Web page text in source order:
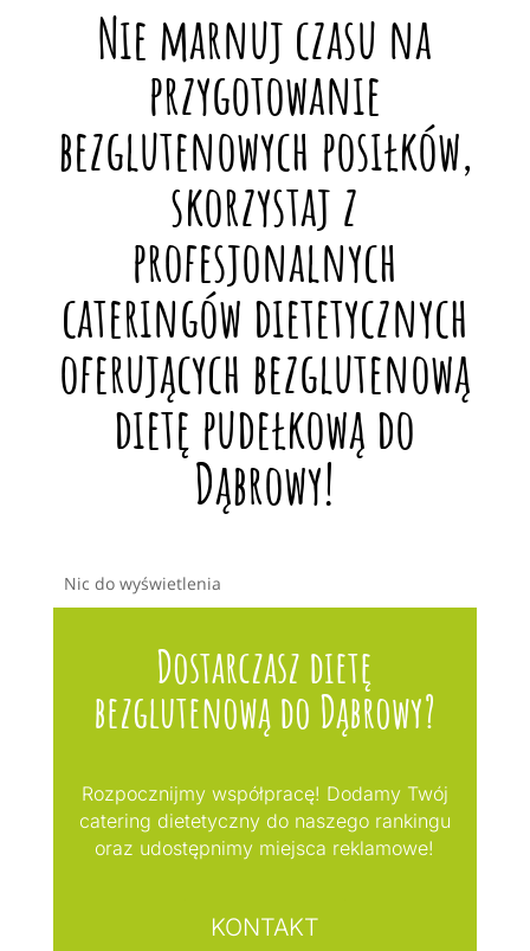
Nie marnuj czasu na
przygotowanie
bezglutenowych posiłków,
skorzystaj z
profesjonalnych
cateringów dietetycznych
oferujących bezglutenową
dietę pudełkową do
Dąbrowy!
Nic do wyświetlenia
Dostarczasz dietę
bezglutenową do Dąbrowy?
Rozpocznijmy współpracę! Dodamy Twój
catering dietetyczny do naszego rankingu
oraz udostępnimy miejsca reklamowe!
KONTAKT